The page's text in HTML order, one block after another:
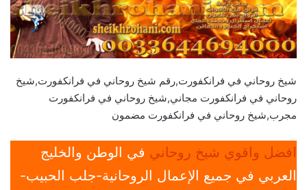
شيخ روحاني في فرانكفورت,رقم شيخ روحاني في فرانكفورت,شيخ
روحاني في فرانكفورت مجاني,شيخ روحاني في فرانكفورت
مجرب,شيخ روحاني في فرانكفورت مضمون
افضل واقوي شيخ روحاني في الوطن والخليج
العربي في جميع الإعمال الروحانية-جلب الحبيب-